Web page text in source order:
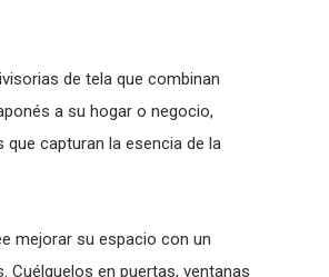
de tela que combinan
a su hogar o negocio,
capturan la esencia de la
mejorar su espacio con un
en puertas, ventanas